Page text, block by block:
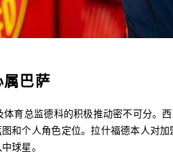
巴萨
育总监德科的积极推动密不可分。
和个人角色定位。拉什福德本人对
球星。